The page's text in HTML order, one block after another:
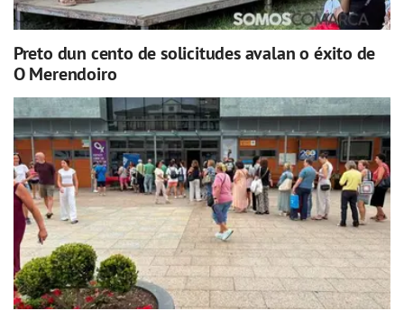
Preto dun cento de solicitudes avalan o éxito de
O Merendoiro